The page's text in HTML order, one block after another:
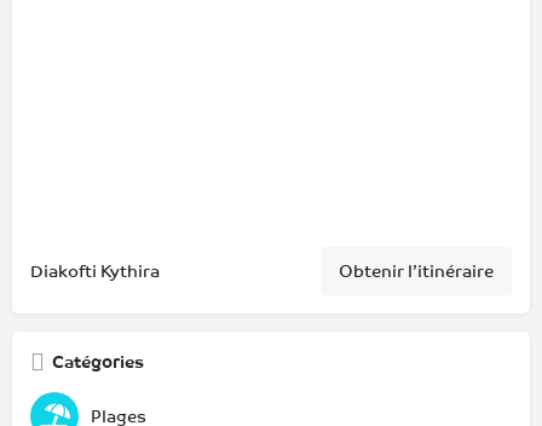
Diakofti Kythira Obtenir l’itinéraire
Catégories
Plages